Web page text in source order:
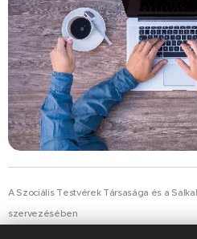
A Szociális Testvérek Társasága és a
szervezésében